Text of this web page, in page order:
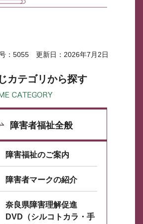
：5055 更新日：2026年7月2日
カテゴリから探す
障害者福祉全般
障害福祉のご案内
障害者マークの紹介
奈良県障害理解促進
DVD（シルコトカラ・手